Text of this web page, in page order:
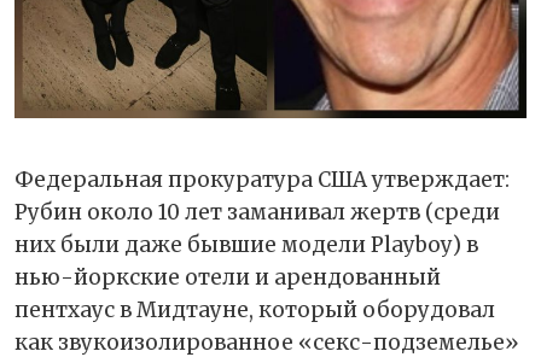
Федеральная прокуратура США утверждает:
Рубин около 10 лет заманивал жертв (среди
них были даже бывшие модели Playboy) в
нью-йоркские отели и арендованный
пентхаус в Мидтауне, который оборудовал
как звукоизолированное «секс-подземелье»